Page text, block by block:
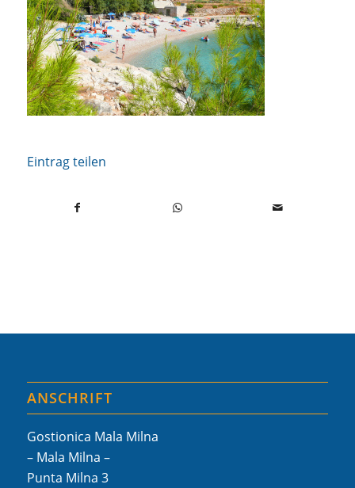
Eintrag teilen
ANSCHRIFT
Gostionica Mala Milna
– Mala Milna –
Punta Milna 3